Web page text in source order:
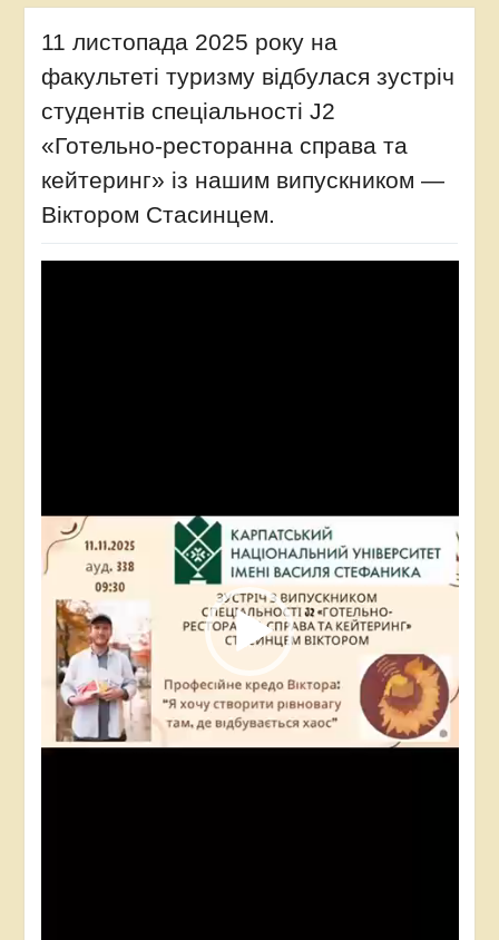
11 листопада 2025 року на
факультеті туризму відбулася зустріч
студентів спеціальності J2
«Готельно-ресторанна справа та
кейтеринг» із нашим випускником —
Віктором Стасинцем.